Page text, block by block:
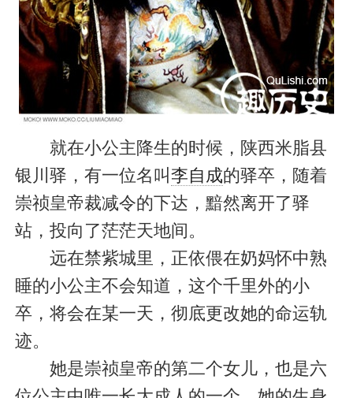
就在小公主降生的时候，陕西米脂县
银川驿，有一位名叫 李自成的驿卒，随着
崇祯皇帝裁减令的下达，黯然离开了驿
站，投向了茫茫天地间。
远在禁紫城里，正依偎在奶妈怀中熟
睡的小公主不会知道，这个千里外的小
卒，将会在某一天，彻底更改她的命运轨
迹。
她是崇祯皇帝的第二个女儿，也是六